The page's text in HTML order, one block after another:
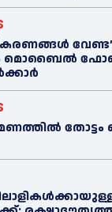
മൊബൈല്‍ ഫോണ്‍
തോട്ടം